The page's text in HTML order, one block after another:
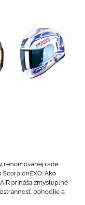
renomovanej rade
Ako
prináša zmysluplné
pohodlie a